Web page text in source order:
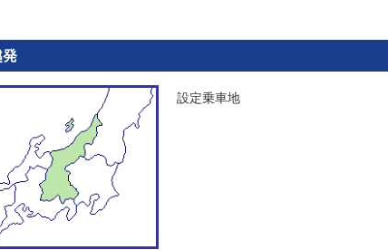
発
設定乗車地